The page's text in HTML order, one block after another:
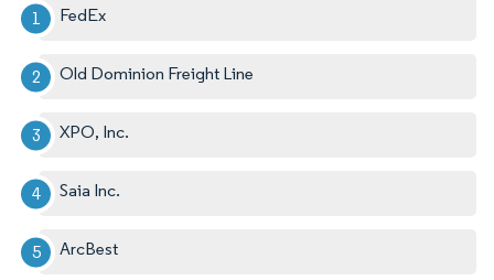
FedEx
Old Dominion Freight Line
XPO, Inc.
Saia Inc.
ArcBest